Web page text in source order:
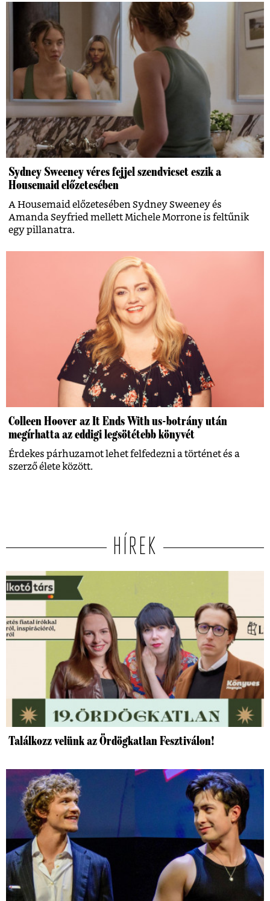
Sydney Sweeney véres fejjel szendvicset eszik a
Housemaid előzetesében
A Housemaid előzetesében Sydney Sweeney és
Amanda Seyfried mellett Michele Morrone is feltűnik
egy pillanatra.
Colleen Hoover az It Ends With us-botrány után
megírhatta az eddigi legsötétebb könyvét
Érdekes párhuzamot lehet felfedezni a történet és a
szerző élete között.
HÍREK
Találkozz velünk az Ördögkatlan Fesztiválon!